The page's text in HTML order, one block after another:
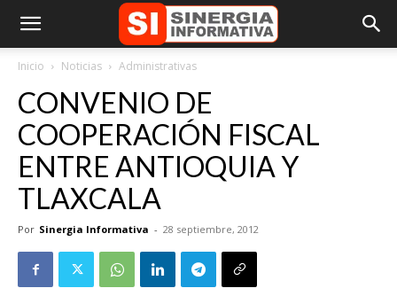
Inicio Noticias Administrativas
CONVENIO DE
COOPERACIÓN FISCAL
ENTRE ANTIOQUIA Y
TLAXCALA
Por Sinergia Informativa - 28 septiembre, 2012